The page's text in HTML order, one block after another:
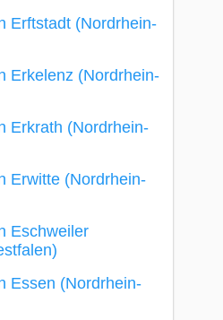
Erftstadt (Nordrhein-
Erkelenz (Nordrhein-
Erkrath (Nordrhein-
Erwitte (Nordrhein-
Eschweiler
Essen (Nordrhein-